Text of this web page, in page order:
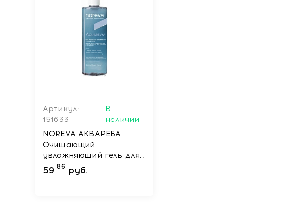
Артикул:
151633
В
наличии
NOREVA АКВАРЕВА
Oчищающий
увлажняющий гель для
лица и тела , 400 мл
59 86 руб.